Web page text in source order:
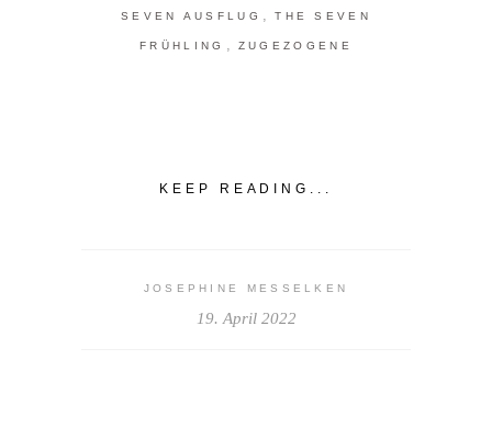
SEVEN AUSFLUG , THE SEVEN
FRÜHLING , ZUGEZOGENE
KEEP READING...
JOSEPHINE MESSELKEN
19. April 2022